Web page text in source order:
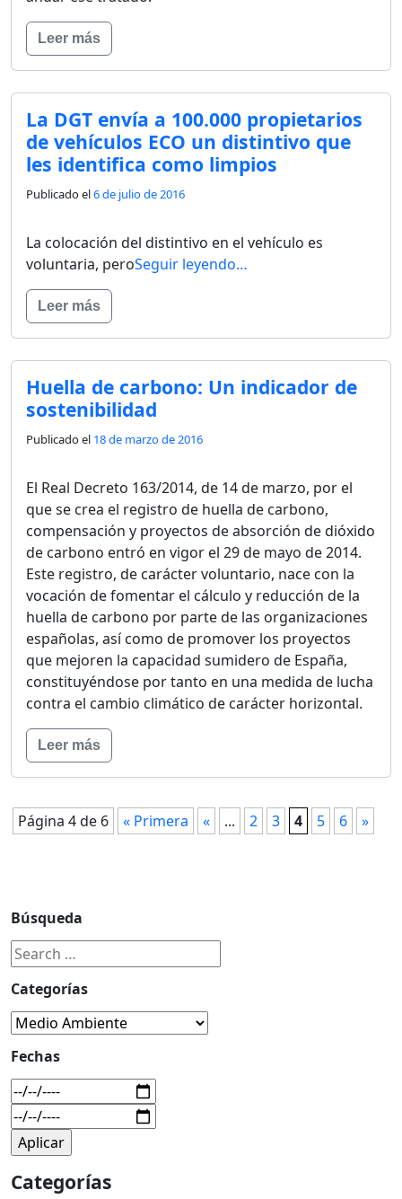
Leer más
La DGT envía a 100.000 propietarios
de vehículos ECO un distintivo que
les identifica como limpios
Publicado el6 de julio de 2016
La colocación del distintivo en el vehículo es
voluntaria, peroSeguir leyendo…
Leer más
Huella de carbono: Un indicador de
sostenibilidad
Publicado el 18 de marzo de 2016
El Real Decreto 163/2014, de 14 de marzo, por el
que se crea el registro de huella de carbono,
compensación y proyectos de absorción de dióxido
de carbono entró en vigor el 29 de mayo de 2014.
Este registro, de carácter voluntario, nace con la
vocación de fomentar el cálculo y reducción de la
huella de carbono por parte de las organizaciones
españolas, así como de promover los proyectos
que mejoren la capacidad sumidero de España,
constituyéndose por tanto en una medida de lucha
contra el cambio climático de carácter horizontal.
Leer más
Página 4 de 6 « Primera « ... 2 3 4 5 6 »
Búsqueda
Categorías
Fechas
Categorías